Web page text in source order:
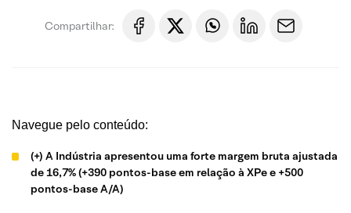
Compartilhar:
Navegue pelo conteúdo:
(+) A Indústria apresentou uma forte margem bruta ajustada
de 16,7% (+390 pontos-base em relação à XPe e +500
pontos-base A/A)